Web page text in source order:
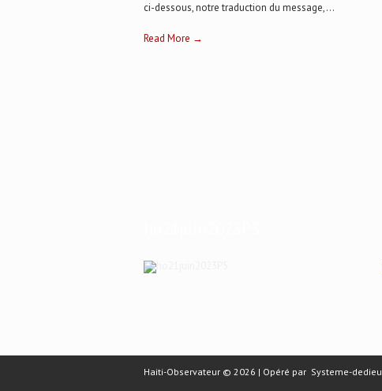
ci-dessous, notre traduction du message,...
Read More →
Haiti-Observateur © 2026 | Opéré par Systeme-dedieu